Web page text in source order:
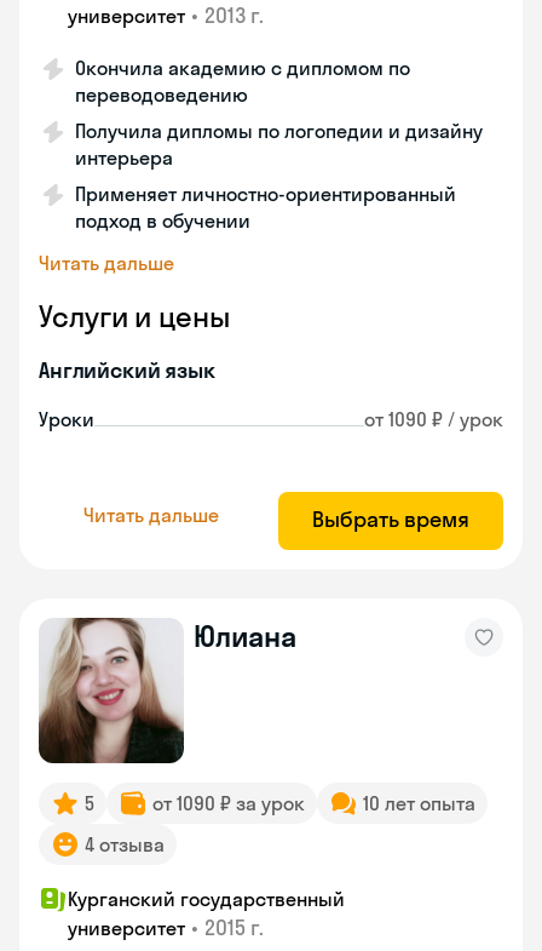
университет • 2013 г.
Окончила академию с дипломом по
переводоведению
Получила дипломы по логопедии и дизайну
интерьера
Применяет личностно-ориентированный
подход в обучении
Читать дальше
Услуги и цены
Английский язык
Уроки от 1090 ₽ / урок
Читать дальше Выбрать время
Юлиана
5 от 1090 ₽ за урок
10 лет опыта
4 отзыва
Курганский государственный
университет • 2015 г.